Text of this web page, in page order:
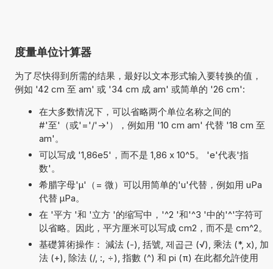
度量单位计算器
为了尽快得到所需的结果，最好以文本形式输入要转换的值，
例如 '42 cm 至 am' 或 '34 cm 成 am' 或简单的 '26 cm':
在大多数情况下，可以省略两个单位名称之间的
#'至'（或'='/'->'），例如用 '10 cm am' 代替 '18 cm 至
am'。
可以写成 '1,86e5'，而不是 1,86 x 10^5。 'e'代表'指
数'。
希腊字母'µ'（= 微）可以用简单的'u'代替，例如用 uPa
代替 µPa。
在 '平方 '和 '立方 '的缩写中，'^2 '和'^3 '中的'^'字符可
以省略。因此，平方厘米可以写成 cm2，而不是 cm^2。
基礎算術操作： 減法 (-), 括號, 제곱근 (√), 乘法 (*, x), 加
法 (+), 除法 (/, :, ÷), 指數 (^) 和 pi (π) 在此都允許使用